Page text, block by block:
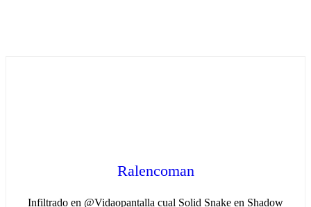
Ralencoman
Infiltrado en @Vidaopantalla cual Solid Snake en Shadow